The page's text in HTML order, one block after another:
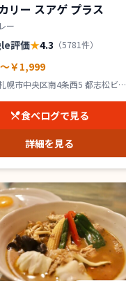
リー スアゲ プラス
ー
評価★4.3 （5781件）
￥1,999
幌市中央区南4条西5 都志松ビル
食べログで見る
詳細を見る